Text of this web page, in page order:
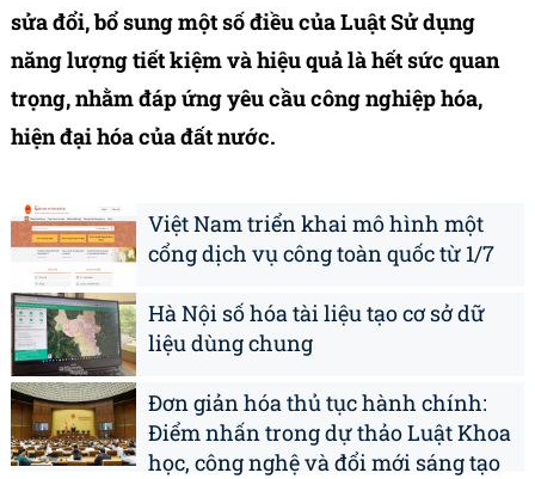
sửa đổi, bổ sung một số điều của Luật Sử dụng
năng lượng tiết kiệm và hiệu quả là hết sức quan
trọng, nhằm đáp ứng yêu cầu công nghiệp hóa,
hiện đại hóa của đất nước.
Việt Nam triển khai mô hình một
cổng dịch vụ công toàn quốc từ 1/7
Hà Nội số hóa tài liệu tạo cơ sở dữ
liệu dùng chung
Đơn giản hóa thủ tục hành chính:
Điểm nhấn trong dự thảo Luật Khoa
học, công nghệ và đổi mới sáng tạo